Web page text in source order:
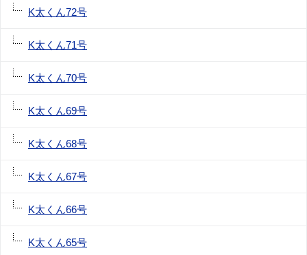
K太くん72号
K太くん71号
K太くん70号
K太くん69号
K太くん68号
K太くん67号
K太くん66号
K太くん65号